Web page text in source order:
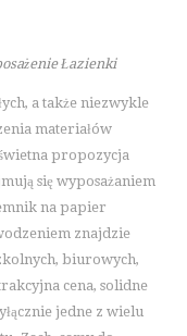
Łazienki
a także niezwykle
materiałów
propozycja
się wyposażaniem
na papier
znajdzie
biurowych,
cena, solidne
jedne z wielu